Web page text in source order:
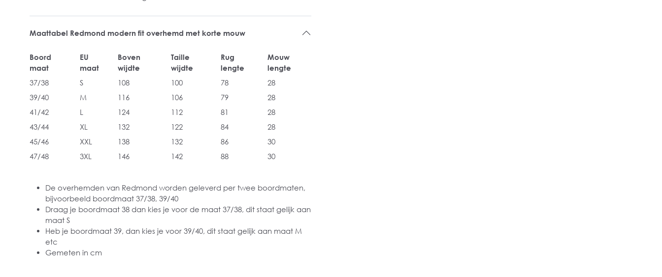
Maattabel Redmond modern fit overhemd met korte mouw
Boord
maat
EU
maat
Boven
wijdte
Taille
wijdte
Rug
lengte
Mouw
lengte
37/38
S 108 100 78
28
39/40
M 116 106 79
28
41/42
L 124 112 81
28
43/44
XL 132 122 84
28
45/46
XXL 138 132 86
30
47/48
3XL 146 142 88 30
De overhemden van Redmond worden geleverd per twee boordmaten,
bijvoorbeeld boordmaat 37/38, 39/40
Draag je boordmaat 38 dan kies je voor de maat 37/38, dit staat gelijk aan
maat S
Heb je boordmaat 39, dan kies je voor 39/40, dit staat gelijk aan maat M
etc
Gemeten in cm